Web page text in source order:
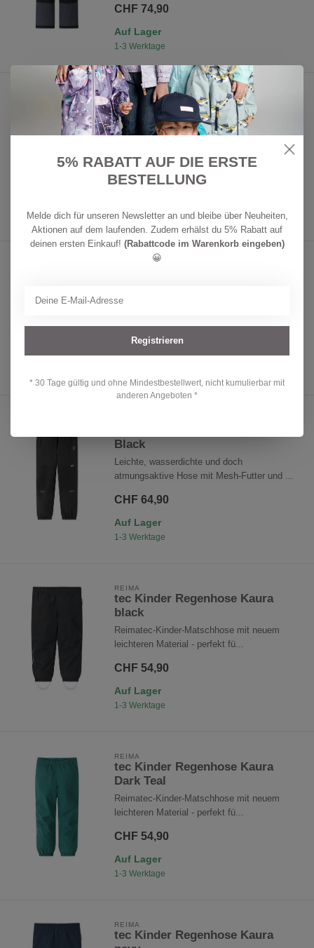
CHF 74,90
Auf Lager
1-3 Werktage
REIMA
tec Kinder Regenhose Sampu
Dark Teal
Leichte Hose mit wasserdichtem und
CHF 74,90
1-3 Werktage
Kinder an kalten Tagen warm.
Auf Lager
Black
Leichte, wasserdichte und doch
atmungsaktive Hose mit Mesh-Futter und ...
CHF 64,90
Auf Lager
1-3 Werktage
REIMA
tec Kinder Regenhose Kaura
black
Reimatec-Kinder-Matschhose mit neuem
leichteren Material - perfekt fü...
CHF 54,90
Auf Lager
1-3 Werktage
REIMA
tec Kinder Regenhose Kaura
Dark Teal
Reimatec-Kinder-Matschhose mit neuem
leichteren Material - perfekt fü...
CHF 54,90
Auf Lager
1-3 Werktage
REIMA
tec Kinder Regenhose Kaura
5% RABATT AUF DIE ERSTE
BESTELLUNG
Melde dich für unseren Newsletter an und bleibe über Neuheiten,
Aktionen auf dem laufenden. Zudem erhälst du 5% Rabatt auf
deinen ersten Einkauf! (Rabattcode im Warenkorb eingeben)
😀
Registrieren
* 30 Tage gültig und ohne Mindestbestellwert, nicht kumulierbar mit
anderen Angeboten *